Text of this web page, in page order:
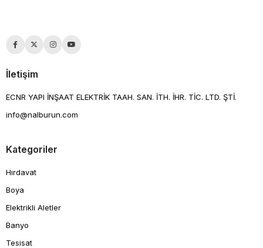
İletişim
ECNR YAPI İNŞAAT ELEKTRİK TAAH. SAN. İTH. İHR. TİC. LTD. ŞTİ.
info@nalburun.com
Kategoriler
Hırdavat
Boya
Elektrikli Aletler
Banyo
Tesisat